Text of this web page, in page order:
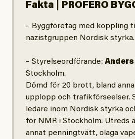
Fakta | PROFERO
– Byggföretag med koppling
nazistgruppen Nordisk styrka.
– Styrelseordförande:
Stockholm.
Dömd för 20 brott, bland
upplopp och trafikförseelser.
ledare inom Nordisk styrka
för NMR i Stockholm. Utreds
annat penningtvätt, olaga